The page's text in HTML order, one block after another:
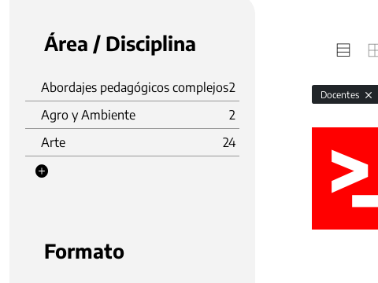
Área / Disciplina
Abordajes pedagógicos complejos2
Agro y Ambiente
2
Arte
24
Formato
Docentes